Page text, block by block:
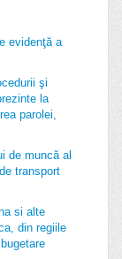
evidenţă a
şi
la
parolei,
de muncă al
transport
si alte
din regiile